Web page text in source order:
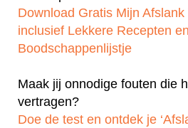
Download Gratis Mijn
inclusief Lekkere Recepten en
Boodschappenlijstje
Maak jij onnodige fouten die
vertragen?
Doe de test en ontdek je